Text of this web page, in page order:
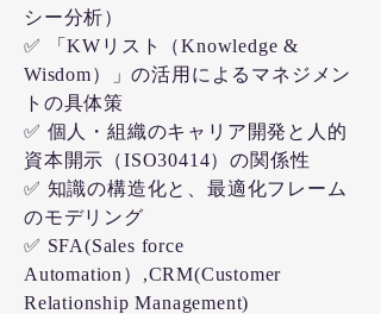
シー分析）
✅ 「KWリスト（Knowledge &
Wisdom）」の活用によるマネジメン
トの具体策
✅ 個人・組織のキャリア開発と人的
資本開示（ISO30414）の関係性
✅ 知識の構造化と、最適化フレーム
のモデリング
✅ SFA(Sales force
Automation）,CRM(Customer
Relationship Management)